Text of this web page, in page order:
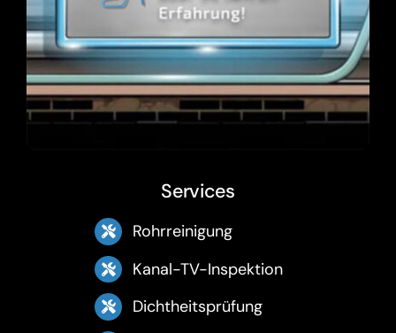
Services
Rohrreinigung
Kanal-TV-Inspektion
Dichtheitsprüfung